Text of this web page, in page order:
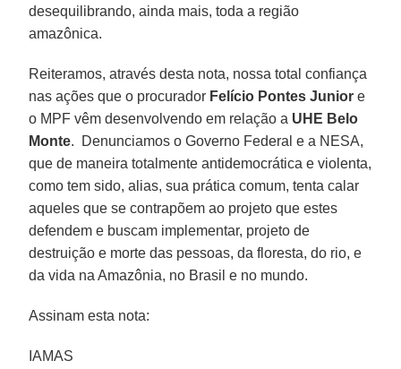
desequilibrando, ainda mais, toda a região
amazônica.
Reiteramos, através desta nota, nossa total confiança
nas ações que o procurador Felício Pontes Junior e
o MPF vêm desenvolvendo em relação a UHE Belo
Monte. Denunciamos o Governo Federal e a NESA,
que de maneira totalmente antidemocrática e violenta,
como tem sido, alias, sua prática comum, tenta calar
aqueles que se contrapõem ao projeto que estes
defendem e buscam implementar, projeto de
destruição e morte das pessoas, da floresta, do rio, e
da vida na Amazônia, no Brasil e no mundo.
Assinam esta nota:
IAMAS